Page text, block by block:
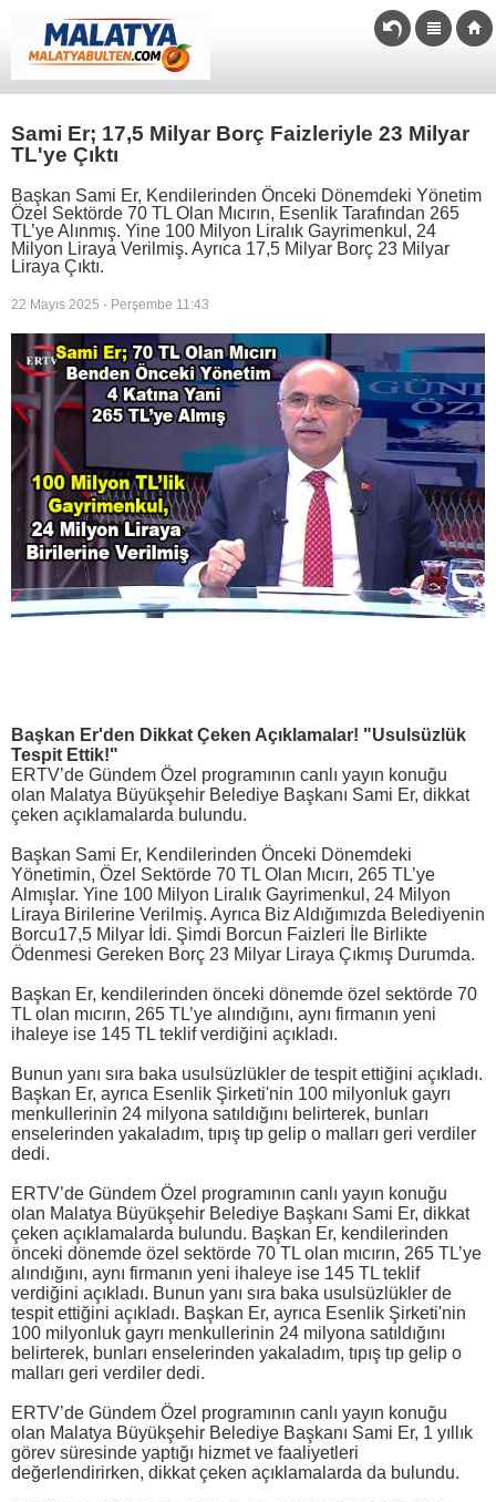
Sami Er; 17,5 Milyar Borç Faizleriyle 23 Milyar
TL'ye Çıktı
Başkan Sami Er, Kendilerinden Önceki Dönemdeki Yönetim
Özel Sektörde 70 TL Olan Mıcırın, Esenlik Tarafından 265
TL’ye Alınmış. Yine 100 Milyon Liralık Gayrimenkul, 24
Milyon Liraya Verilmiş. Ayrıca 17,5 Milyar Borç 23 Milyar
Liraya Çıktı.
22 Mayıs 2025 - Perşembe 11:43
Başkan Er'den Dikkat Çeken Açıklamalar! "Usulsüzlük
Tespit Ettik!"
ERTV’de Gündem Özel programının canlı yayın konuğu
olan Malatya Büyükşehir Belediye Başkanı Sami Er, dikkat
çeken açıklamalarda bulundu.
Başkan Sami Er, Kendilerinden Önceki Dönemdeki
Yönetimin, Özel Sektörde 70 TL Olan Mıcırı, 265 TL’ye
Almışlar. Yine 100 Milyon Liralık Gayrimenkul, 24 Milyon
Liraya Birilerine Verilmiş. Ayrıca Biz Aldığımızda Belediyenin
Borcu17,5 Milyar İdi. Şimdi Borcun Faizleri İle Birlikte
Ödenmesi Gereken Borç 23 Milyar Liraya Çıkmış Durumda.
Başkan Er, kendilerinden önceki dönemde özel sektörde 70
TL olan mıcırın, 265 TL’ye alındığını, aynı firmanın yeni
ihaleye ise 145 TL teklif verdiğini açıkladı.
Bunun yanı sıra baka usulsüzlükler de tespit ettiğini açıkladı.
Başkan Er, ayrıca Esenlik Şirketi'nin 100 milyonluk gayrı
menkullerinin 24 milyona satıldığını belirterek, bunları
enselerinden yakaladım, tıpış tıp gelip o malları geri verdiler
dedi.
ERTV’de Gündem Özel programının canlı yayın konuğu
olan Malatya Büyükşehir Belediye Başkanı Sami Er, dikkat
çeken açıklamalarda bulundu. Başkan Er, kendilerinden
önceki dönemde özel sektörde 70 TL olan mıcırın, 265 TL’ye
alındığını, aynı firmanın yeni ihaleye ise 145 TL teklif
verdiğini açıkladı. Bunun yanı sıra baka usulsüzlükler de
tespit ettiğini açıkladı. Başkan Er, ayrıca Esenlik Şirketi'nin
100 milyonluk gayrı menkullerinin 24 milyona satıldığını
belirterek, bunları enselerinden yakaladım, tıpış tıp gelip o
malları geri verdiler dedi.
ERTV’de Gündem Özel programının canlı yayın konuğu
olan Malatya Büyükşehir Belediye Başkanı Sami Er, 1 yıllık
görev süresinde yaptığı hizmet ve faaliyetleri
değerlendirirken, dikkat çeken açıklamalarda da bulundu.